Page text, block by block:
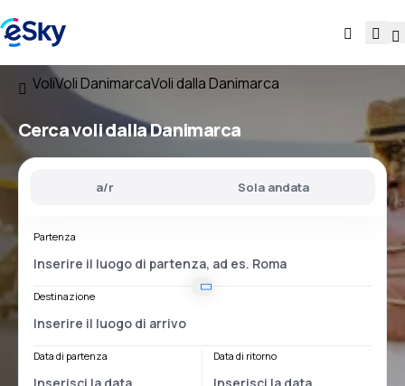
VoliVoli DanimarcaVoli dalla Danimarca
Cerca volidalla Danimarca
a/r Sola andata
Partenza
Destinazione
Data di partenza Data di ritorno